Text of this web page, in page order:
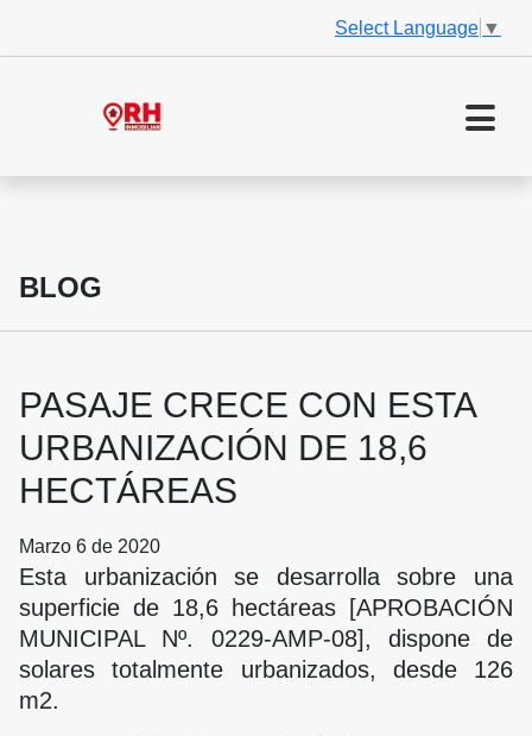
Select Language ▼
BLOG
PASAJE CRECE CON ESTA
URBANIZACIÓN DE 18,6
HECTÁREAS
Marzo 6 de 2020
Esta urbanización se desarrolla sobre una
superficie de 18,6 hectáreas [APROBACIÓN
MUNICIPAL Nº. 0229-AMP-08], dispone de
solares totalmente urbanizados, desde 126
m2.